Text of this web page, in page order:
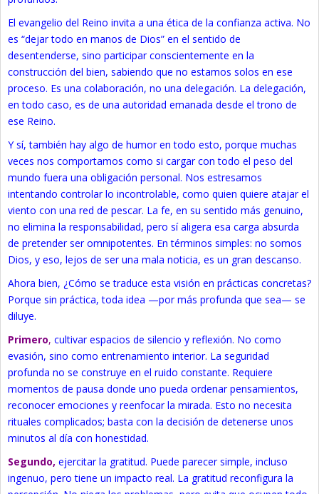
El evangelio del Reino invita a una ética de la confianza activa. No
es “dejar todo en manos de Dios” en el sentido de
desentenderse, sino participar conscientemente en la
construcción del bien, sabiendo que no estamos solos en ese
proceso. Es una colaboración, no una delegación. La delegación,
en todo caso, es de una autoridad emanada desde el trono de
ese Reino.
Y sí, también hay algo de humor en todo esto, porque muchas
veces nos comportamos como si cargar con todo el peso del
mundo fuera una obligación personal. Nos estresamos
intentando controlar lo incontrolable, como quien quiere atajar el
viento con una red de pescar. La fe, en su sentido más genuino,
no elimina la responsabilidad, pero sí aligera esa carga absurda
de pretender ser omnipotentes. En términos simples: no somos
Dios, y eso, lejos de ser una mala noticia, es un gran descanso.
Ahora bien, ¿Cómo se traduce esta visión en prácticas concretas?
Porque sin práctica, toda idea —por más profunda que sea— se
diluye.
Primero, cultivar espacios de silencio y reflexión. No como
evasión, sino como entrenamiento interior. La seguridad
profunda no se construye en el ruido constante. Requiere
momentos de pausa donde uno pueda ordenar pensamientos,
reconocer emociones y reenfocar la mirada. Esto no necesita
rituales complicados; basta con la decisión de detenerse unos
minutos al día con honestidad.
Segundo, ejercitar la gratitud. Puede parecer simple, incluso
ingenuo, pero tiene un impacto real. La gratitud reconfigura la